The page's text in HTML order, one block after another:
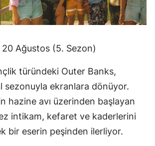
Ağustos (5. Sezon)
türündeki Outer Banks,
sezonuyla ekranlara dönüyor.
hazine avı üzerinden başlayan
intikam, kefaret ve kaderlerini
bir eserin peşinden ilerliyor.